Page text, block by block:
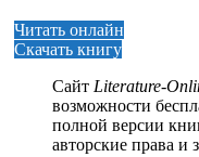
Читать онлайн
Скачать книгу
Сайт Literature-
возможности
полной версии
авторские права и